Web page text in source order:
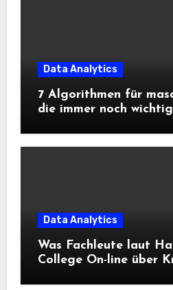
Data Analytics
7 Algorithmen für
die immer noch
Data Analytics
Was Fachleute laut
College On-line über